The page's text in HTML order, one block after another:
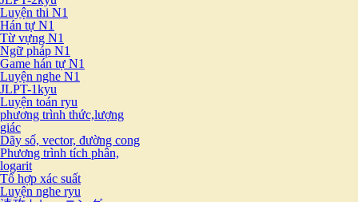
Luyện thi N1
Hán tự N1
Từ vựng N1
Ngữ pháp N1
Game hán tự N1
Luyện nghe N1
JLPT-1kyu
Luyện toán ryu
phương trình thức,lượng
giác
Dãy số, vector, đường cong
Phương trình tích phân,
logarit
Tổ hợp xác suất
Luyện nghe ryu